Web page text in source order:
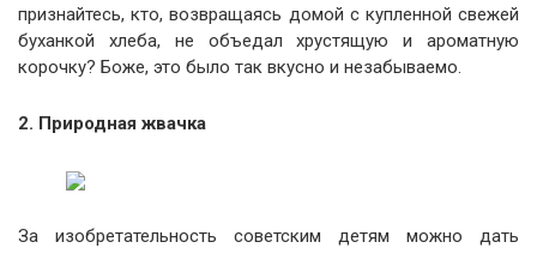
признайтесь, кто, возвращаясь домой с купленной свежей
буханкой хлеба, не объедал хрустящую и ароматную
корочку? Боже, это было так вкусно и незабываемо.
2. Природная жвачка
За изобретательность советским детям можно дать